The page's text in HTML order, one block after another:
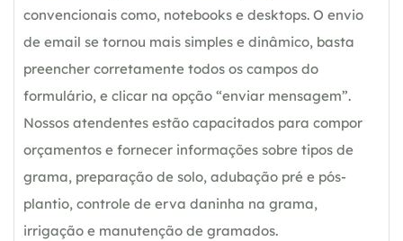
convencionais como, notebooks e desktops. O envio
de email se tornou mais simples e dinâmico, basta
preencher corretamente todos os campos do
formulário, e clicar na opção “enviar mensagem”.
Nossos atendentes estão capacitados para compor
orçamentos e fornecer informações sobre tipos de
grama, preparação de solo, adubação pré e pós-
plantio, controle de erva daninha na grama,
irrigação e manutenção de gramados.